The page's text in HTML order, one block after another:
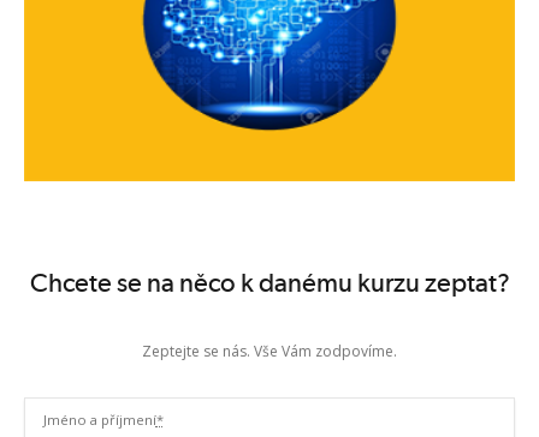
Chcete se na něco k danému kurzu zeptat?
Zeptejte se nás. Vše Vám zodpovíme.
Jméno a příjmení*